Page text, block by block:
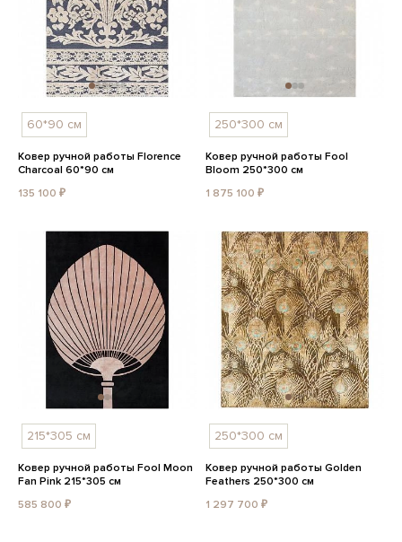
60*90 см
Ковер ручной работы Florence
Charcoal 60*90 см
135 100 ₽
250*300 см
Ковер ручной работы Fool
Bloom 250*300 см
1 875 100 ₽
215*305 см
Ковер ручной работы Fool Moon
Fan Pink 215*305 см
585 800 ₽
250*300 см
Ковер ручной работы Golden
Feathers 250*300 см
1 297 700 ₽